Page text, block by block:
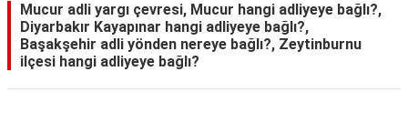
GEZİLECEK
YERLER
CİLT
Mucur adli yargı çevresi, Mucur hangi adliyeye bağlı?,
Diyarbakır Kayapınar hangi adliyeye bağlı?,
Başakşehir adli yönden nereye bağlı?, Zeytinburnu
ilçesi hangi adliyeye bağlı?